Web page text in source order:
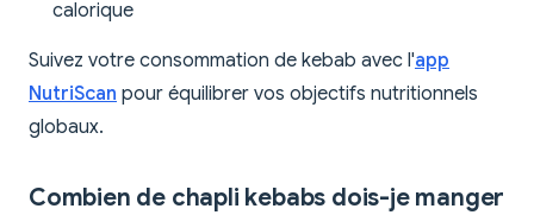
calorique
Suivez votre consommation de kebab avec l'app
NutriScan pour équilibrer vos objectifs nutritionnels
globaux.
Combien de chapli kebabs dois-je manger